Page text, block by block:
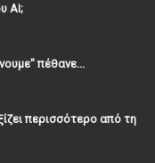
ΑΙ;
πέθανε...
περισσότερο από τη